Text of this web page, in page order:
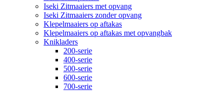
Iseki Zitmaaiers met opvang
Iseki Zitmaaiers zonder opvang
Klepelmaaiers op aftakas
Klepelmaaiers op aftakas met opvangbak
Knikladers
200-serie
400-serie
500-serie
600-serie
700-serie